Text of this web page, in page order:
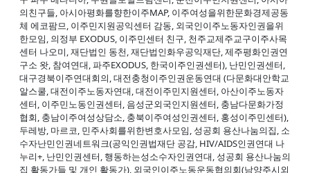
의친구들, 아시아평화를향한이주MAP, 이주여성을위한문화경제공동
체 에코팜므, 이주민지원공익센터 감동, 외국인이주노동자인권을위
한모임, 의정부 EXODUS, 이주민센터 친구, 천주교제주교구이주사목
센터 나오미, 재단법인 동천, 재단법인화우공익재단, 제주평화인권연
구소 왓, 참여연대, 파주EXODUS, 한국이주인권센터), 난민인권센터,
대구경북이주연대회의, 대전충청이주인권운동연대 (다문화대안학교
알스쿨, 대전이주노동자연대, 대전이주민지원센터, 아산이주노동자
센터, 이주민노동인권센터, 음성군외국인지원센터, 충남다문화가정
협회, 충남이주여성상담소, 충북이주여성인권센터, 홍성이주민센터),
두레방, 마르코, 민주사회를위한변호사모임, 성공회 용산나눔의집, 소
수자난민인권네트워크(공익인권법재단 공감, HIV/AIDS인권연대 나
누리+, 난민인권센터, 행동하는성소수자인권연대, 성공회 용산나눔의
집 활동가들 및 개인 활동가), 외국인이주노동운동협의회(남양주시외